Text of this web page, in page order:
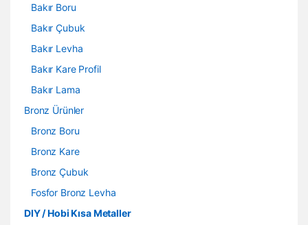
Bakır Boru
Bakır Çubuk
Bakır Levha
Bakır Kare Profil
Bakır Lama
Bronz Ürünler
Bronz Boru
Bronz Kare
Bronz Çubuk
Fosfor Bronz Levha
DIY / Hobi Kısa Metaller